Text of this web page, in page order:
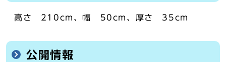
高さ 210cm、幅 50cm、厚さ 35cm
公開情報